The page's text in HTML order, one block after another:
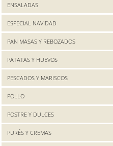
ENSALADAS
ESPECIAL NAVIDAD
PAN MASAS Y REBOZADOS
PATATAS Y HUEVOS
PESCADOS Y MARISCOS
POLLO
POSTRE Y DULCES
PURÉS Y CREMAS